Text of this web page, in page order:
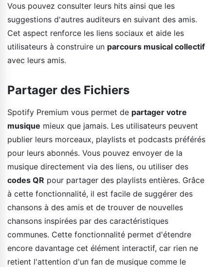
Vous pouvez consulter leurs hits ainsi que les
suggestions d'autres auditeurs en suivant des amis.
Cet aspect renforce les liens sociaux et aide les
utilisateurs à construire un parcours musical collectif
avec leurs amis.
Partager des Fichiers
Spotify Premium vous permet de partager votre
musique mieux que jamais. Les utilisateurs peuvent
publier leurs morceaux, playlists et podcasts préférés
pour leurs abonnés. Vous pouvez envoyer de la
musique directement via des liens, ou utiliser des
codes QR pour partager des playlists entières. Grâce
à cette fonctionnalité, il est facile de suggérer des
chansons à des amis et de trouver de nouvelles
chansons inspirées par des caractéristiques
communes. Cette fonctionnalité permet d'étendre
encore davantage cet élément interactif, car rien ne
retient l'attention d'un fan de musique comme le